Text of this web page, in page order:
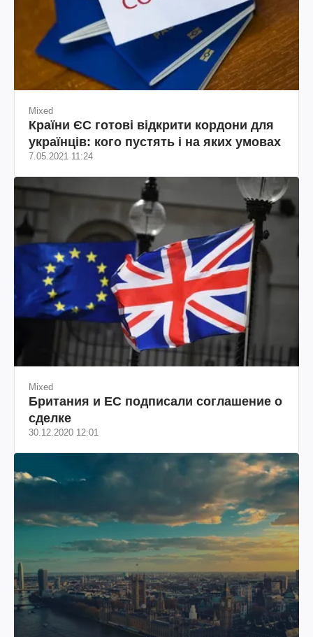
Mixed
Країни ЄС готові відкрити кордони для
українців: кого пустять і на яких умовах
7.05.2021 11:24
Mixed
Британия и ЕС подписали соглашение о
сделке
30.12.2020 12:01